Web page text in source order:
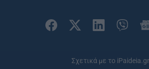
Σχετικά με το iPaideia.gr